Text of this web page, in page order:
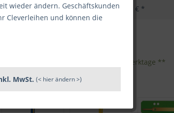
ab10 3,99 € *
Sofort versandfertig, Lieferzeit 1-3 Werktage **
wieder ändern. Geschäftskunden
Cleverleihen und können die
MwSt. (< hier ändern >)